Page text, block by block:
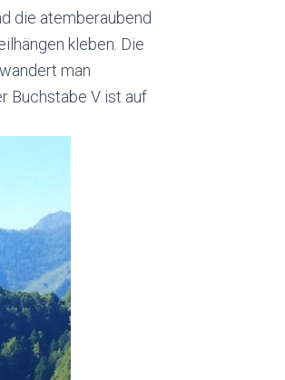
die atemberaubend
kleben. Die
man
Buchstabe V ist auf